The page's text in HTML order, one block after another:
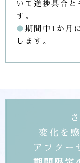
いて進捗具合
す。
●期間中1か月
します。
変化を
アフター